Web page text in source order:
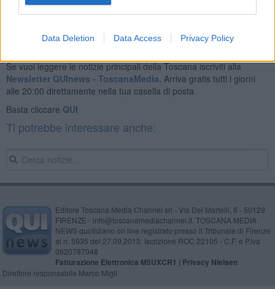
Data Deletion Data Access Privacy Policy
Se vuoi leggere le notizie principali della Toscana iscriviti alla
Newsletter QUInews - ToscanaMedia. Arriva gratis tutti i giorni
alle 20:00 direttamente nella tua casella di posta.
Basta cliccare QUI
Ti potrebbe interessare anche:
Editore Toscana Media Channel srl - Via Dei Martelli, 8 - 50129
FIRENZE - info@toscanamediachannel.it. TOSCANA MEDIA
NEWS quotidiano on line registrato presso il Tribunale di Firenze
al n. 5935 del 27.09.2013. Iscrizione ROC 22105 - C.F. e P.Iva
0620787048
Fatturazione Elettronica M5UXCR1 | Privacy Nielsen
Direttore responsabile Marco Migli